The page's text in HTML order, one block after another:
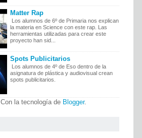
Matter Rap
Los alumnos de 6º de Primaria nos explican
la materia en Science con este rap. Las
herramientas utilizadas para crear este
proyecto han sid...
Spots Publicitarios
Los alumnos de 4º de Eso dentro de la
asignatura de plástica y audiovisual crean
spots publicitarios.
Con la tecnología de Blogger.